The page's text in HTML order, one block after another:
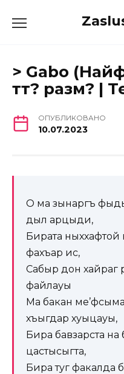
> Gabo
тт? разм? |
ОПУБЛИКОВАНО
10.07.2023
О ма зынаргъ
дыл арцыди,
Бирата ныххафтой
фахъар ис,
Сабыр дон хайраг
файлауы
Ма бакан
хъыгдар хуыцауы,
Бира бавзарста на
цастысыгта,
Бира туг факалда